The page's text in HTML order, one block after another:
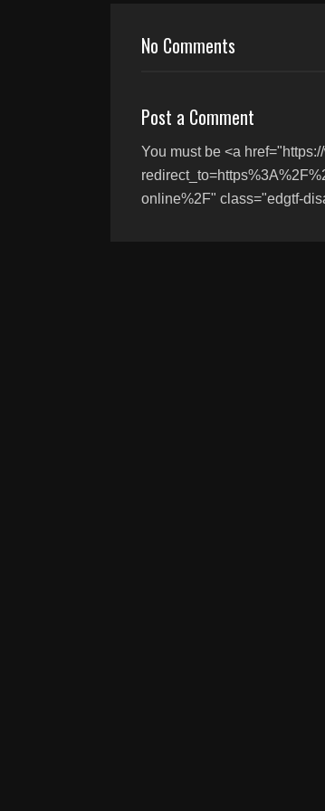
No Comments
Post a Comment
You must be <a
online%2F" class="edgtf-